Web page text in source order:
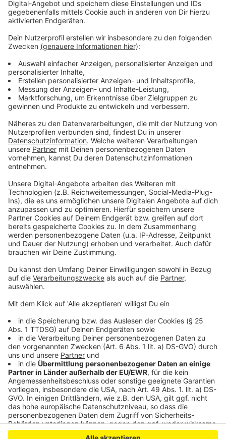
Anzeige
Damit die Löscharbeiten starten konnten, musste
zunächst der Strom einer Oberleitung abgeschaltet
unter Kontrolle sei. Ein Schwerverletzter schwebt in
schwer verletzt.
Zeitweise waren die Autobahnen rund um Leverkusen
voll gesperrt, die Fähre eingestellt und Busse fuhren
nicht oder wurden umgeleitet.
angrenzenden Baustelle der Leverkusener
Rheinbrücke sind alle Arbeiten sofort eingestellt
worden. Alle Mitarbeiter der Baufirmen hatten die
Baustellen zeitweise verlassen.
die unter folgender Telefonnummer zu erreichen ist:
0214-2605 99333.
Anzeige
Anzeige